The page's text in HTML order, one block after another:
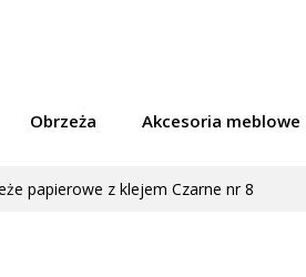
Obrzeża Akcesoria meblowe
papierowe z klejem Czarne nr 8